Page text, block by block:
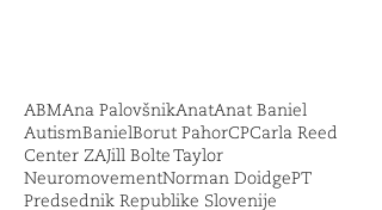
ABMAna PalovšnikAnatAnat Baniel
AutismBanielBorut PahorCPCarla Reed
Center ZAJill Bolte Taylor
NeuromovementNorman DoidgePT
Predsednik Republike Slovenije